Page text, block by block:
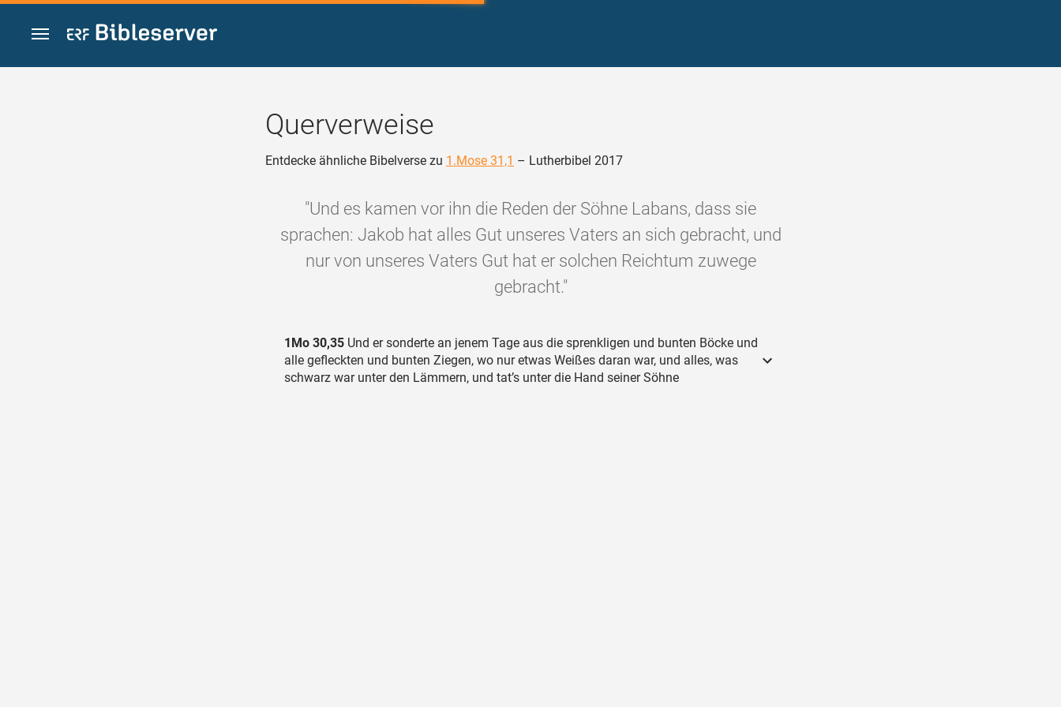
Zum Inhalt springen
Querverweise
Entdecke ähnliche Bibelverse zu 1.Mose 31,1 – Lutherbibel 2017
"Und es kamen vor ihn die Reden der Söhne Labans, dass sie
sprachen: Jakob hat alles Gut unseres Vaters an sich gebracht, und
nur von unseres Vaters Gut hat er solchen Reichtum zuwege
gebracht."
1Mo 30,35 Und er sonderte an jenem Tage aus die sprenkligen und bunten Böcke und
alle gefleckten und bunten Ziegen, wo nur etwas Weißes daran war, und alles, was
schwarz war unter den Lämmern, und tat’s unter die Hand seiner Söhne